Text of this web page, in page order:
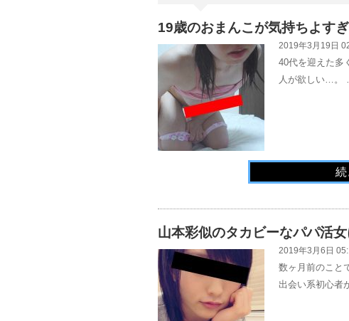
19歳のおまんこが気持ちよす
2019年3月19日
40代を迎えた多
人が欲しい…。
続
山本彩似のタカビーなパパ活
2019年3月6日
数ヶ月前のこと
出会い系初心者